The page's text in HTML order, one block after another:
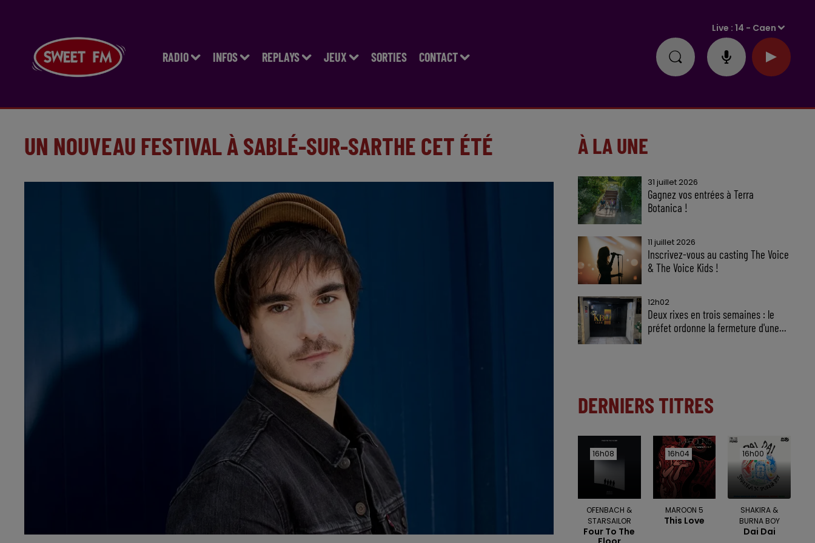
RADIO INFOS REPLAYS JEUX SORTIES CONTACT
Live :14 - Caen
UN NOUVEAU FESTIVAL À SABLÉ-SUR-SARTHE CET ÉTÉ À LA UNE
31 juillet 2026
Gagnez vos entrées à Terra
Botanica !
11 juillet 2026
Inscrivez-vous au casting The Voice
& The Voice Kids !
12h02
Deux rixes en trois semaines : le
préfet ordonne la fermeture d'une...
DERNIERS TITRES
16h08
16h08
OFENBACH &
STARSAILOR
Four To The
16h04
16h04
MAROON 5
This Love
16h00
16h00
SHAKIRA &
BURNA BOY
Dai Dai